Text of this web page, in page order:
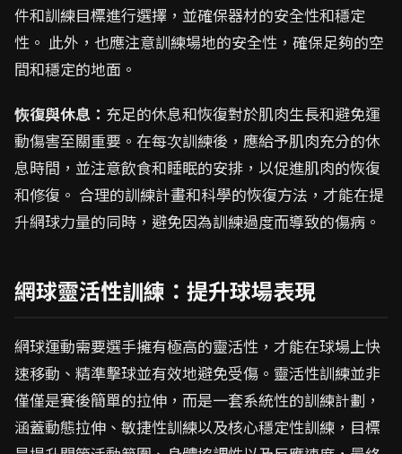
件和訓練目標進行選擇，並確保器材的安全性和穩定
性。 此外，也應注意訓練場地的安全性，確保足夠的空
間和穩定的地面。
恢復與休息： 充足的休息和恢復對於肌肉生長和避免運
動傷害至關重要。在每次訓練後，應給予肌肉充分的休
息時間，並注意飲食和睡眠的安排，以促進肌肉的恢復
和修復。 合理的訓練計畫和科學的恢復方法，才能在提
升網球力量的同時，避免因為訓練過度而導致的傷病。
網球靈活性訓練：提升球場表現
網球運動需要選手擁有極高的靈活性，才能在球場上快
速移動、精準擊球並有效地避免受傷。靈活性訓練並非
僅僅是賽後簡單的拉伸，而是一套系統性的訓練計劃，
涵蓋動態拉伸、敏捷性訓練以及核心穩定性訓練，目標